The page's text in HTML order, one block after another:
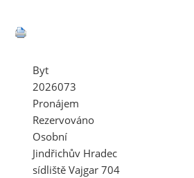
Byt
2026073
Pronájem
Rezervováno
Osobní
Jindřichův Hradec
sídliště Vajgar 704